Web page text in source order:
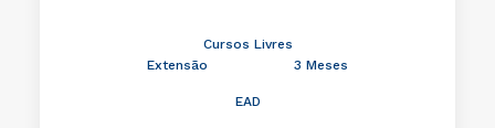
Cursos Livres
Extensão
3 Meses
EAD